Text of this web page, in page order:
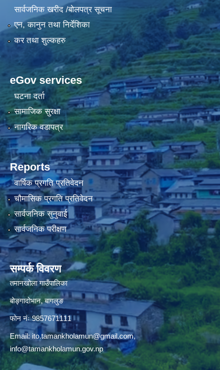
सार्वजनिक खरीद /बोलपत्र सूचना
एन, कानुन तथा निर्देशिका
कर तथा शुल्कहरु
eGov services
घटना दर्ता
सामाजिक सुरक्षा
नागरिक वडापत्र
Reports
वार्षिक प्रगति प्रतिवेदन
चौमासिक प्रगति प्रतिवेदन
सार्वजनिक सुनुवाई
सार्वजनिक परीक्षण
सम्पर्क विवरण
तमानखोला गाउँपालिका
बोङ्गादोभान, बागलुङ
फोन नंः 9857671111
Email: ito.tamankholamun@gmail.com,
info@tamankholamun.gov.np